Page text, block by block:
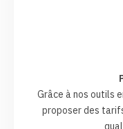
Grâce à nos outils
proposer des